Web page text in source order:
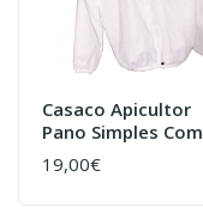
Casaco Apicultor
Pano Simples Com
Mascara Fixa
19,00€